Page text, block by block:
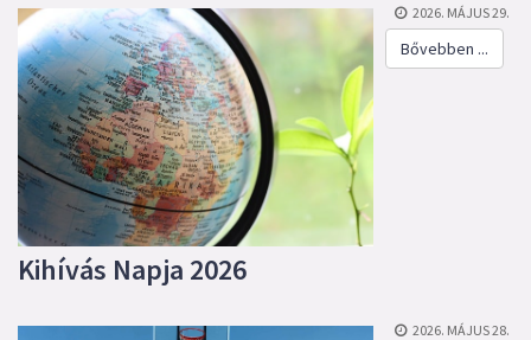
2026. MÁJUS 29.
Bővebben ...
Kihívás Napja 2026
2026. MÁJUS 28.